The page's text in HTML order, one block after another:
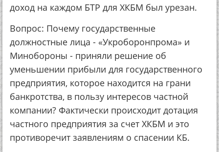
доход на каждом БТР для ХКБМ был урезан.
Вопрос: Почему государственные
должностные лица - «Укроборонпрома» и
Минобороны - приняли решение об
уменьшении прибыли для государственного
предприятия, которое находится на грани
банкротства, в пользу интересов частной
компании? Фактически происходит дотация
частного предприятия за счет ХКБМ и это
противоречит заявлениям о спасении КБ.